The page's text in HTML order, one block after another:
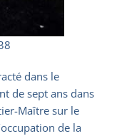
dans le
de sept ans dans
Maître sur le
de la